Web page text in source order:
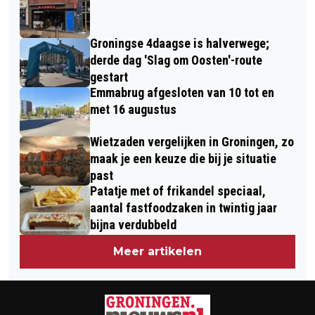
RUIM HALFJAAR DICHT
WONING AAN HEESTERLAAN
Groningse 4daagse is halverwege;
derde dag 'Slag om Oosten'-route
gestart
Emmabrug afgesloten van 10 tot en
met 16 augustus
Wietzaden vergelijken in Groningen, zo
maak je een keuze die bij je situatie
past
Patatje met of frikandel speciaal,
aantal fastfoodzaken in twintig jaar
bijna verdubbeld
Meer artikelen